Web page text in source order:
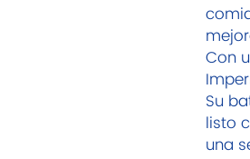
Con
Su
listo
una